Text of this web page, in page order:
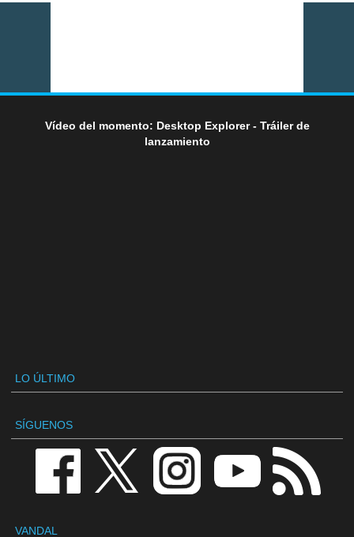
Vídeo del momento: Desktop Explorer - Tráiler de
lanzamiento
LO ÚLTIMO
SÍGUENOS
VANDAL